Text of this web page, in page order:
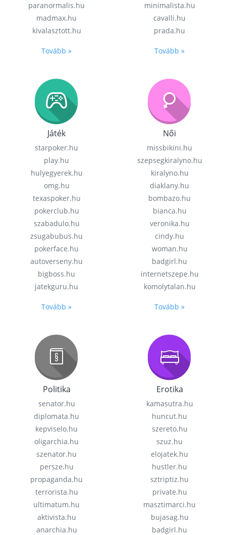
paranormalis.hu
madmax.hu
kivalasztott.hu
Tovább »
minimalista.hu
cavalli.hu
prada.hu
Tovább »
Játék
starpoker.hu
play.hu
hulyegyerek.hu
omg.hu
texaspoker.hu
pokerclub.hu
szabadulo.hu
zsugabubus.hu
pokerface.hu
autoverseny.hu
bigboss.hu
jatekguru.hu
Tovább »
Női
missbikini.hu
szepsegkiralyno.hu
kiralyno.hu
diaklany.hu
bombazo.hu
bianca.hu
veronika.hu
cindy.hu
woman.hu
badgirl.hu
internetszepe.hu
komolytalan.hu
Tovább »
Politika
senator.hu
diplomata.hu
kepviselo.hu
oligarchia.hu
szenator.hu
persze.hu
propaganda.hu
terrorista.hu
ultimatum.hu
aktivista.hu
anarchia.hu
Erotika
kamasutra.hu
huncut.hu
szereto.hu
szuz.hu
elojatek.hu
hustler.hu
sztriptiz.hu
private.hu
masztimarci.hu
bujasag.hu
badgirl.hu